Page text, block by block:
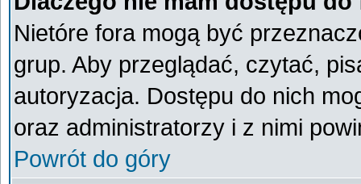
Nietóre fora mogą być
grup. Aby przeglądać, czytać,
autoryzacja. Dostępu do nich
oraz administratorzy i z nimi
Powrót do góry